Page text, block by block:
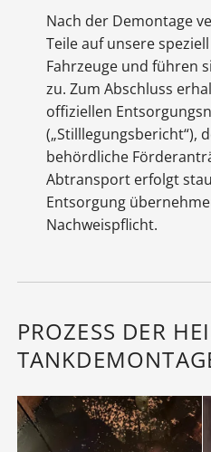
Nach der Demontage
Teile auf unsere
Fahrzeuge und führen
zu. Zum Abschluss
offiziellen
(„Stilllegungsbericht“),
behördliche
Abtransport erfolgt
Entsorgung
Nachweispflicht.
PROZESS DER